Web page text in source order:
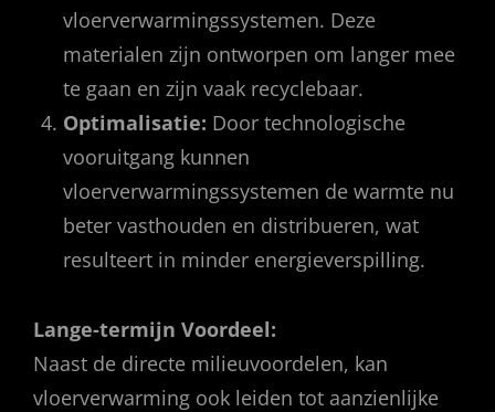
vloerverwarmingssystemen. Deze
materialen zijn ontworpen om langer mee
te gaan en zijn vaak recyclebaar.
Optimalisatie: Door technologische
vooruitgang kunnen
vloerverwarmingssystemen de warmte nu
beter vasthouden en distribueren, wat
resulteert in minder energieverspilling.
Lange-termijn Voordeel:
Naast de directe milieuvoordelen, kan
vloerverwarming ook leiden tot aanzienlijke